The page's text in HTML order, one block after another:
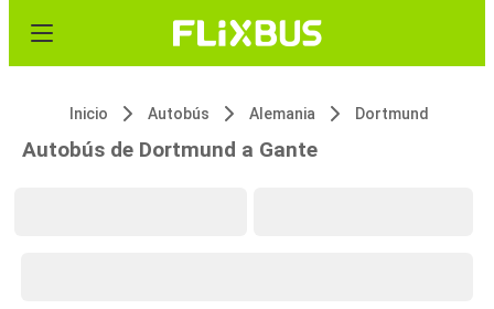
Inicio Autobús Alemania Dortmund
Autobús de Dortmund a Gante